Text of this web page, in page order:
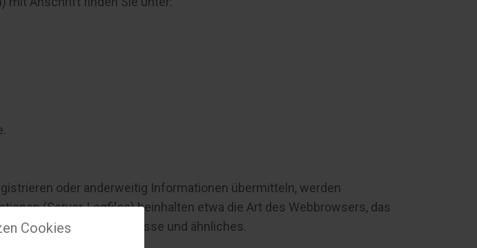
oder anderweitig Informationen übermitteln, werden
(Server-Logfiles) beinhalten etwa die Art des Webbrowsers, das
Providers, Ihre IP-Adresse und ähnliches.
Cookies